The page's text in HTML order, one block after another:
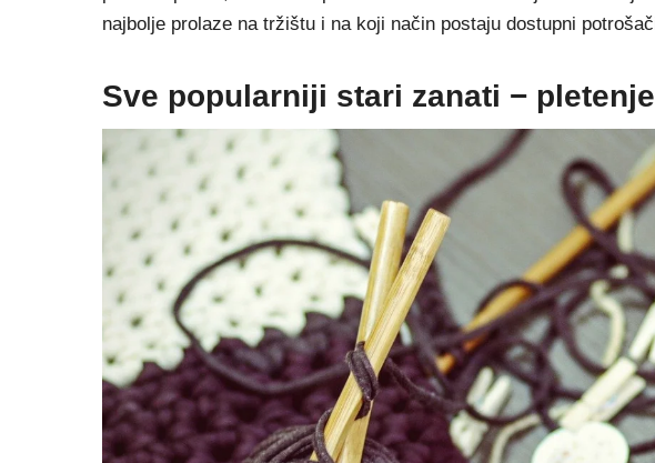
najbolje prolaze na tržištu i na koji način postaju dostupni
Sve popularniji stari zanati − pletenje